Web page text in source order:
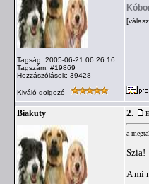
Tagság: 2005-06-21 06:26:16
Tagszám: #19869
Hozzászólások: 39428
Kiváló dolgozó
Biakuty 2.
a
Szia!
A mi